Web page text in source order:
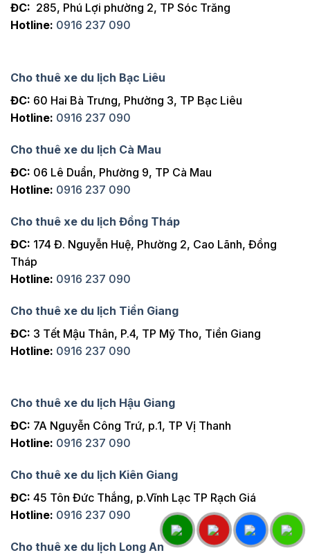
ĐC: 285, Phú Lợi phường 2, TP Sóc Trăng
Hotline: 0916 237 090
Cho thuê xe du lịch Bạc Liêu
ĐC: 60 Hai Bà Trưng, Phường 3, TP Bạc Liêu
Hotline: 0916 237 090
Cho thuê xe du lịch Cà Mau
ĐC: 06 Lê Duẩn, Phường 9, TP Cà Mau
Hotline: 0916 237 090
Cho thuê xe du lịch Đồng Tháp
ĐC: 174 Đ. Nguyễn Huệ, Phường 2, Cao Lãnh, Đồng
Tháp
Hotline: 0916 237 090
Cho thuê xe du lịch Tiền Giang
ĐC: 3 Tết Mậu Thân, P.4, TP Mỹ Tho, Tiền Giang
Hotline: 0916 237 090
Cho thuê xe du lịch Hậu Giang
ĐC: 7A Nguyễn Công Trứ, p.1, TP Vị Thanh
Hotline: 0916 237 090
Cho thuê xe du lịch Kiên Giang
ĐC: 45 Tôn Đức Thắng, p.Vĩnh Lạc TP Rạch Giá
Hotline: 0916 237 090
Cho thuê xe du lịch Long An